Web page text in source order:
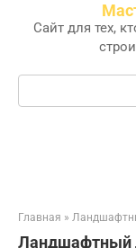
Сайт для тех,
Поиск:
Главная »
Ландшафтный